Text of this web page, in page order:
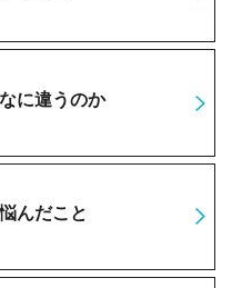
に違うのか
んだこと